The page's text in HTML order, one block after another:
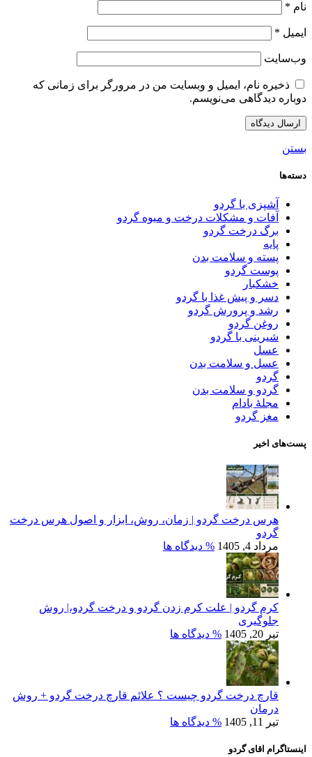
نام *
ایمیل *
وب‌سایت
ذخیره نام، ایمیل و وبسایت من در مرورگر برای زمانی که
دوباره دیدگاهی می‌نویسم.
بستن
دسته‌ها
آشپزی با گردو
آفات و مشکلات درخت و میوه گردو
برگ درخت گردو
پایه
پسته و سلامت بدن
پوست گردو
خشکبار
دسر و پیش غذا با گردو
رشد و پرورش گردو
روغن گردو
شیرینی با گردو
عسل
عسل و سلامت بدن
گردو
گردو و سلامت بدن
مجلۀ بادام
مغز گردو
پست‌های اخیر
هرس درخت گردو | زمان، روش، ابزار و اصول هرس درخت
گردو
مرداد 4, 1405
% دیدگاه ها
کرم گردو | علت کرم زدن گردو و درخت گردو،| روش
جلوگیری
تیر 20, 1405
% دیدگاه ها
قارچ درخت گردو چیست ؟ علائم قارچ درخت گردو + روش
درمان
تیر 11, 1405
% دیدگاه ها
اینستاگرام اقای گردو